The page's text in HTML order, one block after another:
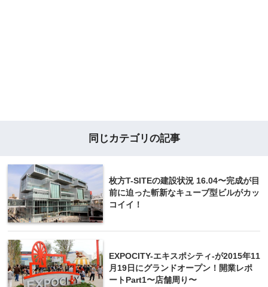
同じカテゴリの記事
枚方T-SITEの建設状況 16.04〜完成が目
前に迫った斬新なキューブ型ビルがカッ
コイイ！
EXPOCITY-エキスポシティ-が2015年11
月19日にグランドオープン！開業レポ
ートPart1〜店舗周り〜